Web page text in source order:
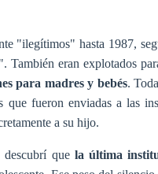
"ilegítimos" hasta 1987,
También eran explotados
para madres y bebés. T
que fueron enviadas a las
a su hijo.
descubrí que la última